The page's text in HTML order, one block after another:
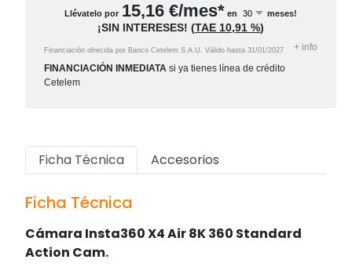
Llévatelo por 15,16 €/mes* en meses!
¡SIN INTERESES! (TAE 10,91 %)
Financiación ofrecida por Banco Cetelem S.A.U. Válido hasta 31/01/2027 + info
FINANCIACIÓN INMEDIATA si ya tienes línea de crédito
Cetelem
Ficha Técnica Accesorios
Ficha Técnica
Cámara Insta360 X4 Air 8K 360 Standard
Action Cam.